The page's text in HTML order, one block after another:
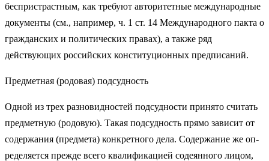
бес­пристрастным, как требуют авторитетные международные
документы (см., например, ч. 1 ст. 14 Международного пакта о
гражданских и политических правах), а также ряд
действующих российских конституционных предписаний.
Предметная (родовая) подсудность
Одной из трех разновидностей подсуд­ности принято считать
пред­метную (родовую). Такая подсудность пря­мо зависит от
содержания (предмета) конкретного дела. Содержание же оп­
ределяется прежде всего квалификацией содеянного лицом,